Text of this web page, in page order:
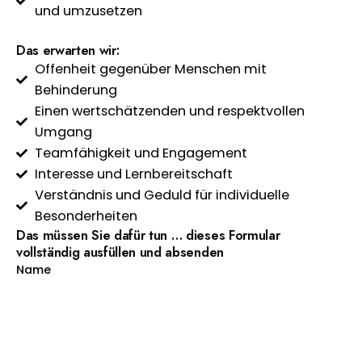
und umzusetzen
Das erwarten wir:
Offenheit gegenüber Menschen mit
Behinderung
Einen wertschätzenden und respektvollen
Umgang
Teamfähigkeit und Engagement
Interesse und Lernbereitschaft
Verständnis und Geduld für individuelle
Besonderheiten
Das müssen Sie dafür tun … dieses Formular
vollständig ausfüllen und absenden
Name